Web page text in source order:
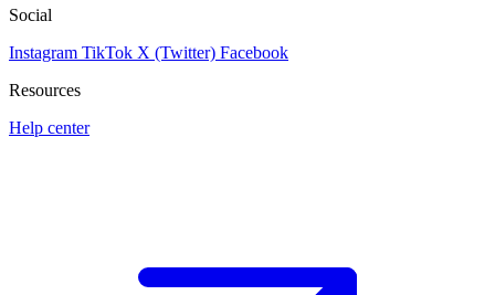
Social
Instagram TikTok X (Twitter) Facebook
Resources
Help center